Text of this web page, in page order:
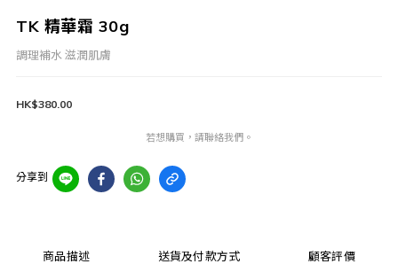
TK 精華霜 30g
調理補水 滋潤肌膚
HK$380.00
若想購買，請聯絡我們。
分享到
商品描述 送貨及付款方式 顧客評價